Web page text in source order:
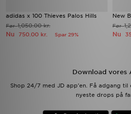
adidas x 100 Thieves Palos Hills
Før1,050.00 kr.
Nu 750.00 kr. Spar 29%
New
Før
Nu
Download vores
Shop 24/7 med JD app'en. Få adgang til
nyeste drops på